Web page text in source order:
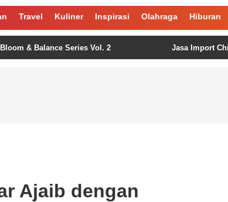
Travel Kuliner Inspirasi Olahraga Hiburan
Series Vol. 2 Jasa Import China:
Ajaib dengan